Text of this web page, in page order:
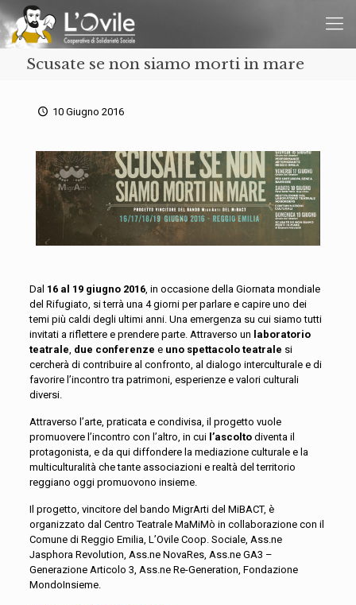
Scusate se non siamo morti in mare
10 Giugno 2016
Dal 16 al 19 giugno 2016, in occasione della Giornata mondiale
del Rifugiato, si terrà una 4 giorni per parlare e capire uno dei
temi più caldi degli ultimi anni. Una emergenza su cui siamo tutti
invitati a riflettere e prendere parte. Attraverso un laboratorio
teatrale, due conferenze e uno spettacolo teatrale si
cercherà di contribuire al confronto, al dialogo interculturale e di
favorire l’incontro tra patrimoni, esperienze e valori culturali
diversi.
Attraverso l’arte, praticata e condivisa, il progetto vuole
promuovere l’incontro con l’altro, in cui l’ascoltodiventa il
protagonista, e da qui diffondere la mediazione culturale e la
multiculturalità che tante associazioni e realtà del territorio
reggiano oggi promuovono insieme.
Il progetto, vincitore del bando MigrArti del MiBACT, è
organizzato dal Centro Teatrale MaMiMò in collaborazione con il
Comune di Reggio Emilia, L’Ovile Coop. Sociale, Ass.ne
Jasphora Revolution, Ass.ne NovaRes, Ass.ne GA3 –
Generazione Articolo 3, Ass.ne Re-Generation, Fondazione
MondoInsieme.